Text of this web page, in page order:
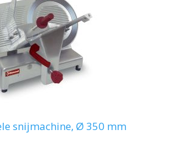
snijmachine, Ø 350 mm